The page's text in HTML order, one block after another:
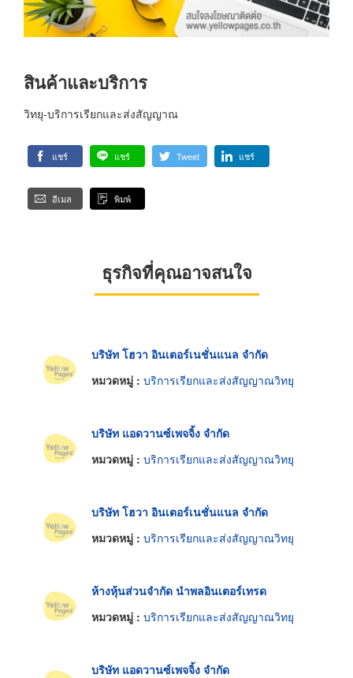
สินค้าและบริการ
วิทยุ-บริการเรียกและส่งสัญญาณ
แชร์ แชร์ Tweet แชร์
อีเมล พิมพ์
ธุรกิจที่คุณอาจสนใจ
บริษัท โฮวา อินเตอร์เนชั่นแนล จำกัด
หมวดหมู่ : บริการเรียกและส่งสัญญาณวิทยุ
บริษัท แอดวานซ์เพจจิ้ง จำกัด
หมวดหมู่ : บริการเรียกและส่งสัญญาณวิทยุ
บริษัท โฮวา อินเตอร์เนชั่นแนล จำกัด
หมวดหมู่ : บริการเรียกและส่งสัญญาณวิทยุ
ห้างหุ้นส่วนจำกัด นำพลอินเตอร์เทรด
หมวดหมู่ : บริการเรียกและส่งสัญญาณวิทยุ
บริษัท แอดวานซ์เพจจิ้ง จำกัด